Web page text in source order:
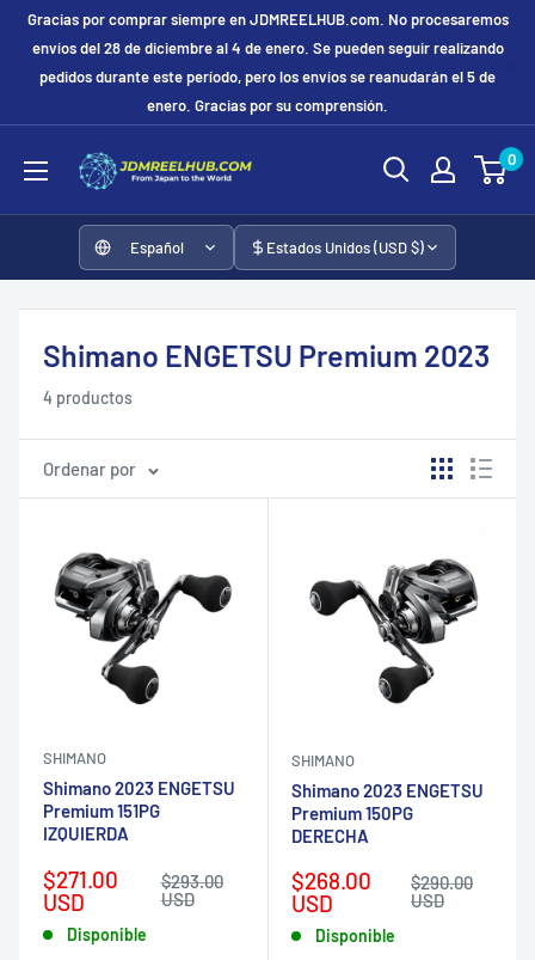
directamente
Gracias por comprar siempre en JDMREELHUB.com. No procesaremos
envíos del 28 de diciembre al 4 de enero. Se pueden seguir realizando
pedidos durante este período, pero los envíos se reanudarán el 5 de
enero. Gracias por su comprensión.
JDMREELHUB 0
Español Estados Unidos (USD $)
Shimano ENGETSU Premium 2023
4 productos
Ordenar por
SHIMANO
Shimano 2023 ENGETSU
Premium 151PG
IZQUIERDA
Precio
de
venta
$271.00
USD
Precio
habitual
$293.00
USD
Disponible
SHIMANO
Shimano 2023 ENGETSU
Premium 150PG
DERECHA
Precio
de
venta
$268.00
USD
Precio
habitual
$290.00
USD
Disponible